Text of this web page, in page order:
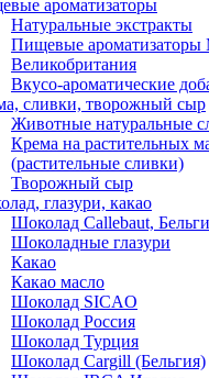
ароматизаторы
Натуральные экстракты
Пищевые ароматизаторы
Великобритания
Вкусо-ароматические
сливки, творожный сыр
Животные натуральные
Крема на растительных
(растительные сливки)
Творожный сыр
глазури, какао
Шоколад Callebaut,
Шоколадные глазури
Какао
Какао масло
Шоколад SICAO
Шоколад Россия
Шоколад Турция
Шоколад Cargill (Бельгия)